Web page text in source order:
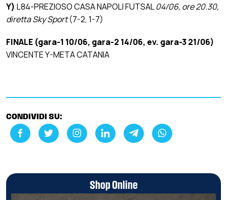
Y) L84-PREZIOSO CASA NAPOLI FUTSAL04/06, ore 20.30,
diretta Sky Sport(7-2, 1-7)
FINALE (gara-1 10/06, gara-2 14/06, ev. gara-3 21/06)
VINCENTE Y-META CATANIA
CONDIVIDI SU:
Shop Online